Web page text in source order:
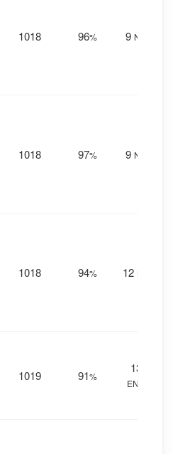
1018 96% 9 NE
1018 97% 9 NE
1018 94% 12
1019 91%
13
ENE